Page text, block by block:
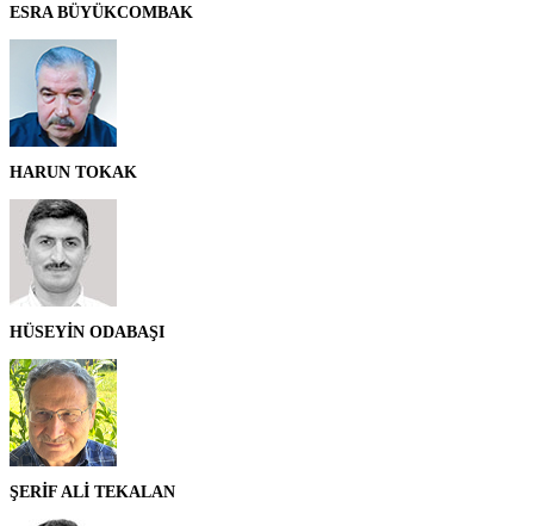
ESRA BÜYÜKCOMBAK
HARUN TOKAK
HÜSEYİN ODABAŞI
ŞERİF ALİ TEKALAN